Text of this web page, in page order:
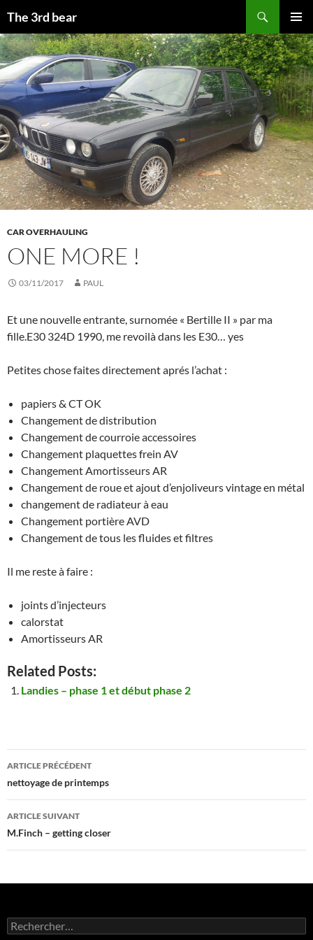
au
contenu
The 3rd bear
MENU
CAR OVERHAULING
ONE MORE !
03/11/2017 PAUL
Et une nouvelle entrante, surnomée « Bertille II » par ma
fille.E30 324D 1990, me revoilà dans les E30… yes
Petites chose faites directement aprés l’achat :
papiers & CT OK
Changement de distribution
Changement de courroie accessoires
Changement plaquettes frein AV
Changement Amortisseurs AR
Changement de roue et ajout d’enjoliveurs vintage en métal
changement de radiateur à eau
Changement portière AVD
Changement de tous les fluides et filtres
Il me reste à faire :
joints d’injecteurs
calorstat
Amortisseurs AR
Related Posts:
Landies – phase 1 et début phase 2
Navigation
des
articles
ARTICLE PRÉCÉDENT
nettoyage de printemps
ARTICLE SUIVANT
M.Finch – getting closer
Rechercher :